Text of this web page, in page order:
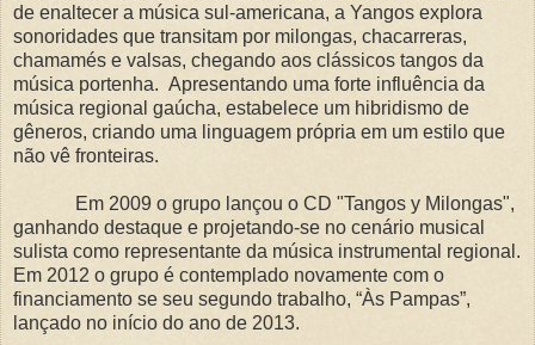
de enaltecer a música sul-americana, a Yangos explora
sonoridades que transitam por milongas, chacarreras,
chamamés e valsas, chegando aos clássicos tangos da
música portenha. Apresentando uma forte influência da
música regional gaúcha, estabelece um hibridismo de
gêneros, criando uma linguagem própria em um estilo que
não vê fronteiras.
Em 2009 o grupo lançou o CD "Tangos y Milongas",
ganhando destaque e projetando-se no cenário musical
sulista como representante da música instrumental regional.
Em 2012 o grupo é contemplado novamente com o
financiamento se seu segundo trabalho, “Às Pampas”,
lançado no início do ano de 2013.